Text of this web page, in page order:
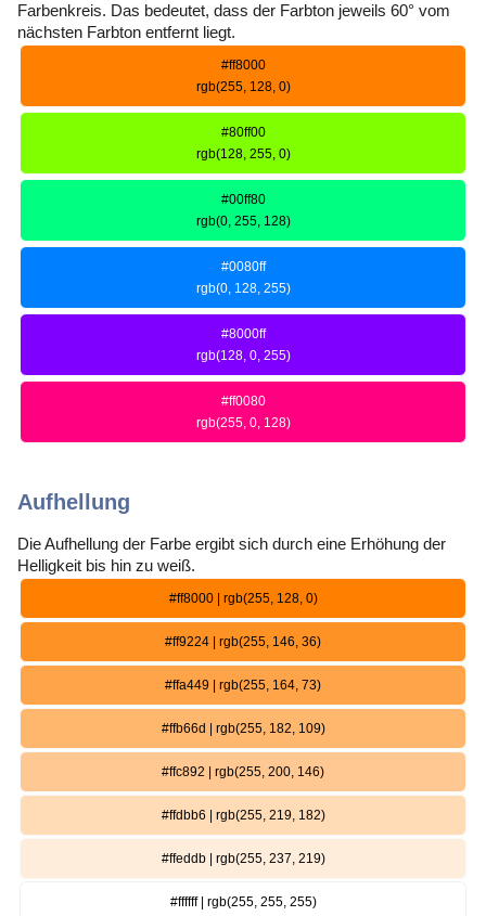
Farbenkreis. Das bedeutet, dass der Farbton jeweils 60° vom
nächsten Farbton entfernt liegt.
#ff8000
rgb(255, 128, 0)
#80ff00
rgb(128, 255, 0)
#00ff80
rgb(0, 255, 128)
#0080ff
rgb(0, 128, 255)
#8000ff
rgb(128, 0, 255)
#ff0080
rgb(255, 0, 128)
Aufhellung
Die Aufhellung der Farbe ergibt sich durch eine Erhöhung der
Helligkeit bis hin zu weiß.
#ff8000 | rgb(255, 128, 0)
#ff9224 | rgb(255, 146, 36)
#ffa449 | rgb(255, 164, 73)
#ffb66d | rgb(255, 182, 109)
#ffc892 | rgb(255, 200, 146)
#ffdbb6 | rgb(255, 219, 182)
#ffeddb | rgb(255, 237, 219)
#ffffff | rgb(255, 255, 255)